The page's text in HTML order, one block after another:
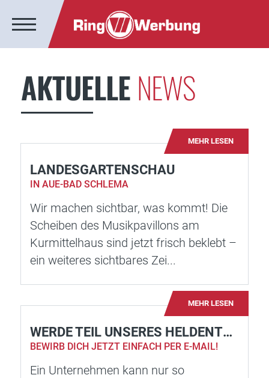
AKTUELLENEWS
MEHR LESEN
LANDESGARTENSCHAU
IN AUE-BAD SCHLEMA
Wir machen sichtbar, was kommt! Die
Scheiben des Musikpavillons am
Kurmittelhaus sind jetzt frisch beklebt –
ein weiteres sichtbares Zei...
MEHR LESEN
WERDE TEIL UNSERES HELDENTEAMS!
BEWIRB DICH JETZT EINFACH PER E-MAIL!
Ein Unternehmen kann nur so